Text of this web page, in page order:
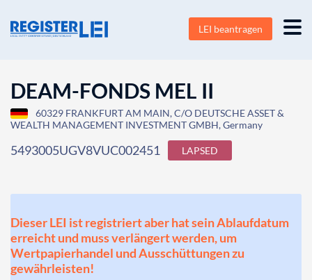
LEI beantragen
DEAM-FONDS MEL II
60329 FRANKFURT AM MAIN, C/O DEUTSCHE ASSET &
WEALTH MANAGEMENT INVESTMENT GMBH, Germany
5493005UGV8VUC002451 LAPSED
Dieser LEI ist registriert aber hat sein Ablaufdatum
erreicht und muss verlängert werden, um
Wertpapierhandel und Ausschüttungen zu
gewährleisten!